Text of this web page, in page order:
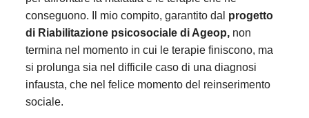
conseguono. Il mio compito, garantito dal progetto
di Riabilitazione psicosociale di Ageop,non
termina nel momento in cui le terapie finiscono, ma
si prolunga sia nel difficile caso di una diagnosi
infausta, che nel felice momento del reinserimento
sociale.